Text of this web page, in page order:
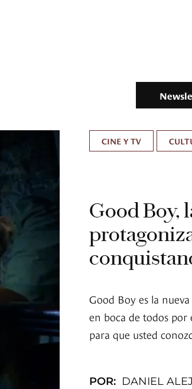
CINE Y TV
Good Boy,
Good Boy es la
en boca de todos por
para que usted
POR: DANIEL